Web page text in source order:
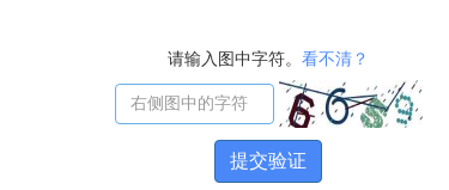
请输入图中字符。 看不清？
提交验证